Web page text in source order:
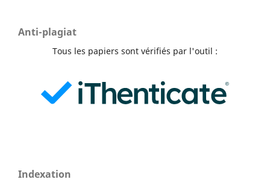
Anti-plagiat
Tous les papiers sont vérifiés par l'outil :
Indexation